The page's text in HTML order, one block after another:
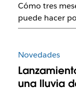
Cómo tres
puede hacer
Novedades
una lluvia